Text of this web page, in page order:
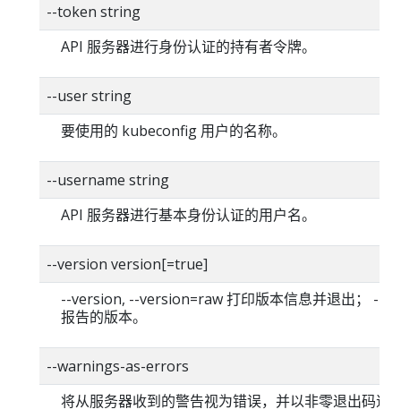
--token string
API 服务器进行身份认证的持有者令牌。
--user string
要使用的 kubeconfig 用户的名称。
--username string
API 服务器进行基本身份认证的用户名。
--version version[=true]
--version, --version=raw 打印版本信息并退出； --
报告的版本。
--warnings-as-errors
将从服务器收到的警告视为错误，并以非零退出码退